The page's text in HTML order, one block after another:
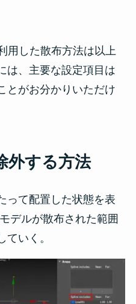
用した散布方法は以上
は、主要な設定項目は
とがお分かりいただけ
外する方法
って配置した状態を表
デルが散布された範囲
ていく。